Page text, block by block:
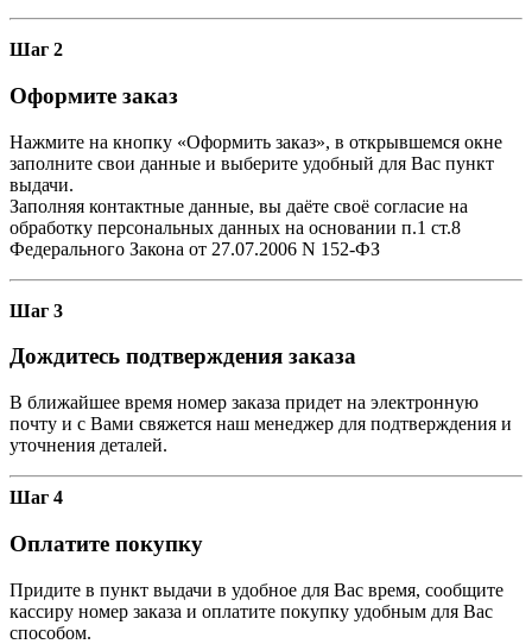
Шаг 2
Оформите заказ
Нажмите на кнопку «Оформить заказ», в открывшемся окне
заполните свои данные и выберите удобный для Вас пункт
выдачи.
Заполняя контактные данные, вы даёте своё согласие на
обработку персональных данных на основании п.1 ст.8
Федерального Закона от 27.07.2006 N 152-ФЗ
Шаг 3
Дождитесь подтверждения заказа
В ближайшее время номер заказа придет на электронную
почту и с Вами свяжется наш менеджер для подтверждения и
уточнения деталей.
Шаг 4
Оплатите покупку
Придите в пункт выдачи в удобное для Вас время, сообщите
кассиру номер заказа и оплатите покупку удобным для Вас
способом.